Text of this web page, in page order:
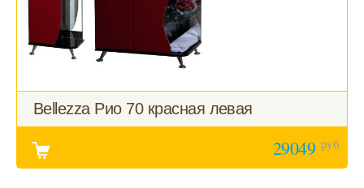
Bellezza Рио 70 красная левая
29049 руб